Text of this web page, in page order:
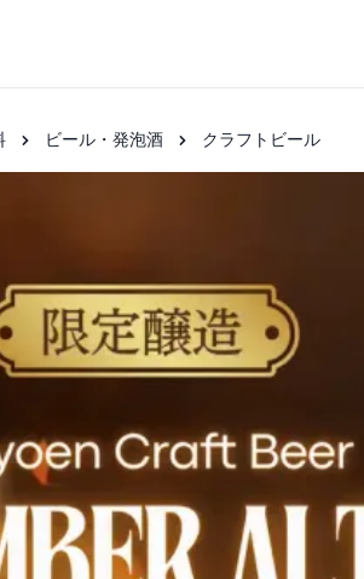
ビール・発泡酒 クラフトビール